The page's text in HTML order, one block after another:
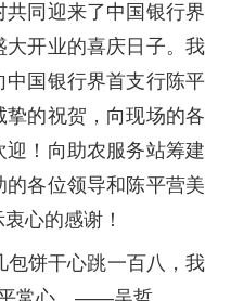
同迎来了中国银行界
开业的喜庆日子。我
国银行界首支行陈平
的祝贺，向现场的各
！向助农服务站筹建
各位领导和陈平营美
心的感谢！
包饼干心跳一百八，我